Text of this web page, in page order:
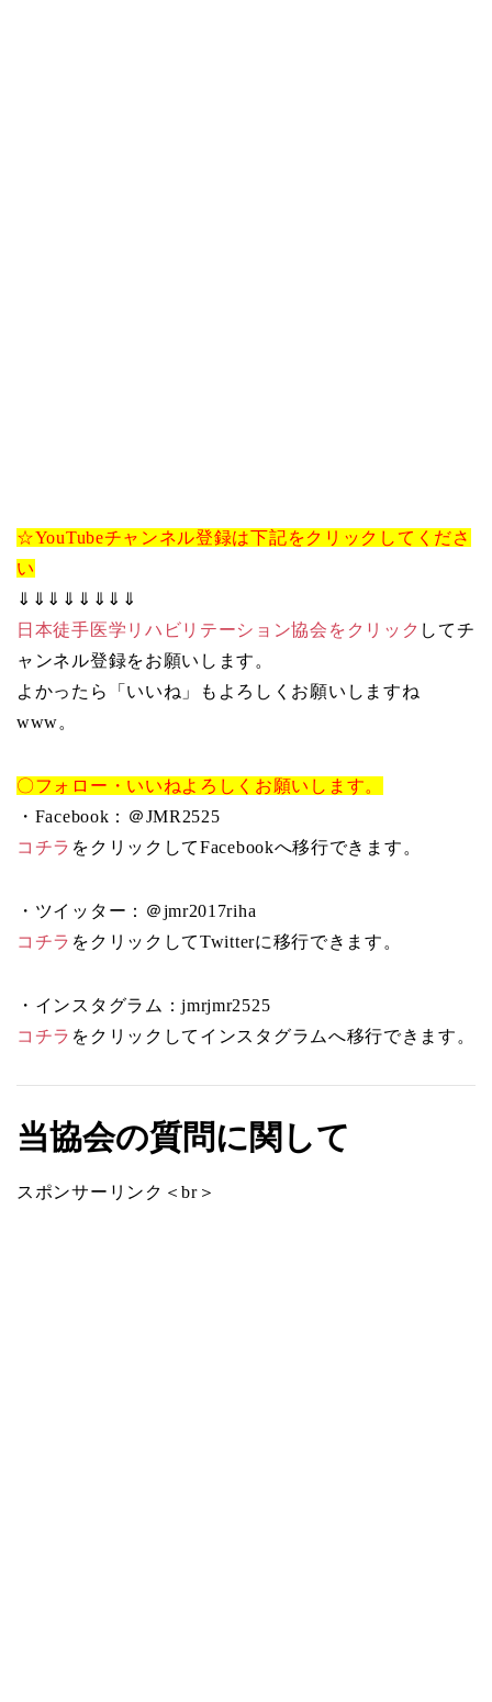
☆YouTubeチャンネル登録は下記をクリックしてくださ
い
⇓⇓⇓⇓⇓⇓⇓⇓
日本徒手医学リハビリテーション協会をクリック してチ
ャンネル登録をお願いします。
よかったら「いいね」もよろしくお願いしますね
www。
〇フォロー・いいねよろしくお願いします。
・Facebook：＠JMR2525
コチラ をクリックしてFacebookへ移行できます。
・ツイッター：＠jmr2017riha
コチラ をクリックしてTwitterに移行できます。
・インスタグラム：jmrjmr2525
コチラ をクリックしてインスタグラムへ移行できます。
当協会の質問に関して
スポンサーリンク＜br＞